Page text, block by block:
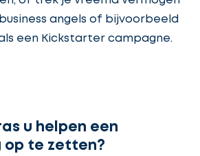
angels of bijvoorbeeld
een Kickstarter campagne.
u helpen een
op te zetten?